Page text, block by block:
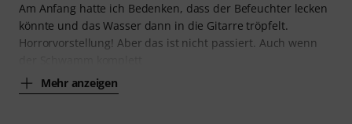
Am Anfang hatte ich Bedenken, dass der Befeuchter lecken
könnte und das Wasser dann in die Gitarre tröpfelt.
Horrorvorstellung! Aber das ist nicht passiert. Auch wenn
Mehr anzeigen